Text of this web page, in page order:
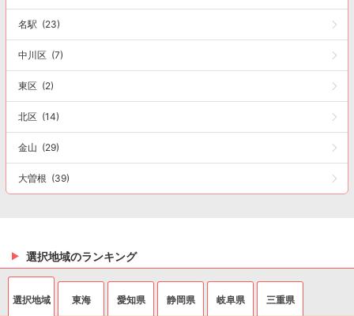
名駅 (23)
中川区 (7)
東区 (2)
北区 (14)
金山 (29)
大曽根 (39)
選択地域のランキング
選択地域 東海 愛知県 静岡県 岐阜県 三重県